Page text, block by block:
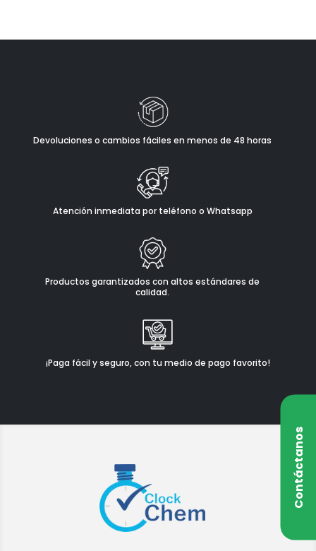
Devoluciones o cambios fáciles en menos de 48 horas
Atención inmediata por teléfono o Whatsapp
Productos garantizados con altos estándares de
calidad.
¡Paga fácil y seguro, con tu medio de pago favorito!
Contáctanos